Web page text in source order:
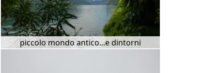
piccolo mondo antico...e dintorni